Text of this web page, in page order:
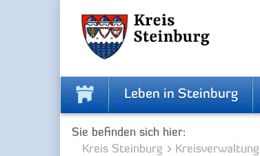
Leben in Steinburg
Sie befinden sich hier:
Kreis Steinburg
Kreisverwaltung